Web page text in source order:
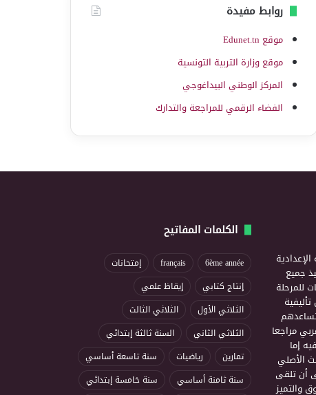
روابط مفيدة
موقع Edunet.tn
موقع وزارة التربية التونسية
المركز الوطني البيداغوجي
الفضاء الرقمي للمراجعة والتدارك
جميع
للمرحلة
تساعدهم
مراجعا
إما
الأصلي
أن تلقى
والتميز
الكلمات المفاتيح
6ème année
français
إمتحانات
إنتاج كتابي
إيقاظ علمي
الثلاثي الأول
الثلاثي الثالث
الثلاثي الثاني
السنة ثالثة إبتدائي
تمارين
رياضيات
سنة تاسعة أساسي
سنة ثامنة أساسي
سنة خامسة إبتدائي